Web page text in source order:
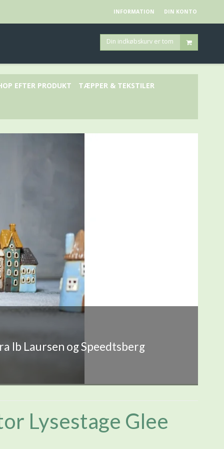
INFORMATION DIN KONTO
Din indkøbskurv er tom
EFTER PRODUKT TÆPPER & TEKSTILER
Ib Laursen og Speedtsberg
Lysestage Glee